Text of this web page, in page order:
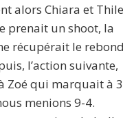
alors Chiara et
prenait un shoot, la
récupérait le
l’action suivante,
Zoé qui marquait à 3
menions 9-4.